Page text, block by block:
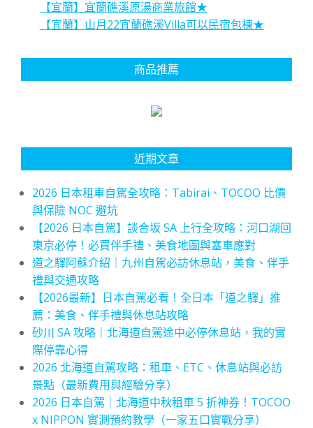
【宜蘭】宜蘭礁溪原湯商業旅館★
【宜蘭】山月22宜蘭礁溪Villa可以民宿包棟★
商品推薦
近期文章
2026 日本租車自駕全攻略：Tabirai、TOCOO 比價
與保險 NOC 避坑
【2026 日本自駕】談合坂 SA 上行全攻略：河口湖回
東京必停！必買伴手禮、美食地圖與塞車應對
道之驛阿蘇介紹｜九州自駕必訪休息站，美食、伴手
禮與交通攻略
【2026最新】日本自駕必看！全日本「道之驛」推
薦：美食、伴手禮與休息站攻略
砂川 SA 攻略｜北海道自駕途中必停休息站，我的實
際停靠心得
2026 北海道自駕攻略：租車、ETC、休息站與必訪
景點（最新費用與經驗分享）
2026 日本自駕｜北海道中秋租車 5 折神券！TOCOO
x NIPPON 實測預約教學（一家五口實戰分享）